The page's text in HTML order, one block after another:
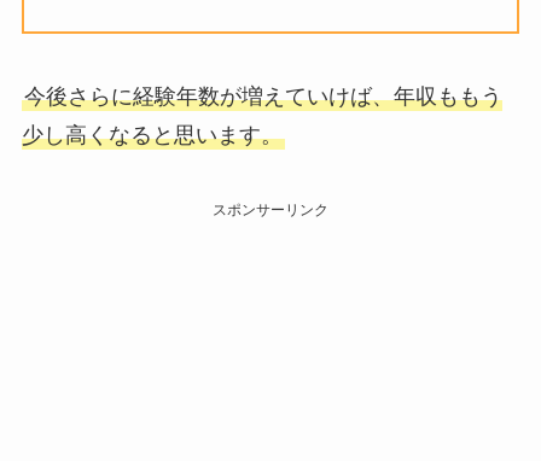
今後さらに経験年数が増えていけば、年収ももう
少し高くなると思います。
スポンサーリンク